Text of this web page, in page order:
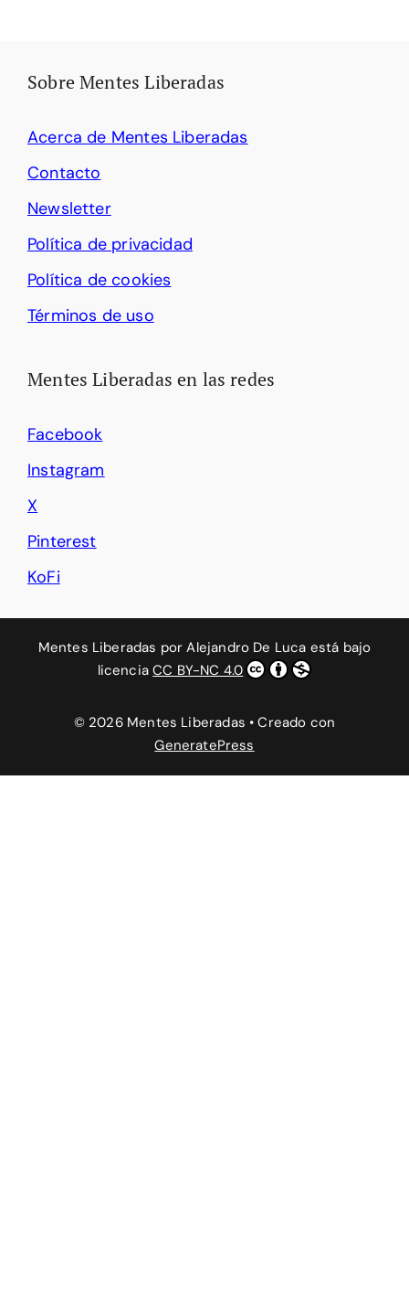
Sobre Mentes Liberadas
Acerca de Mentes Liberadas
Contacto
Newsletter
Política de privacidad
Política de cookies
Términos de uso
Mentes Liberadas en las redes
Facebook
Instagram
X
Pinterest
KoFi
Mentes Liberadas porAlejandro De Luca está bajo
licenciaCC BY-NC 4.0
© 2026 Mentes Liberadas • Creado con
GeneratePress